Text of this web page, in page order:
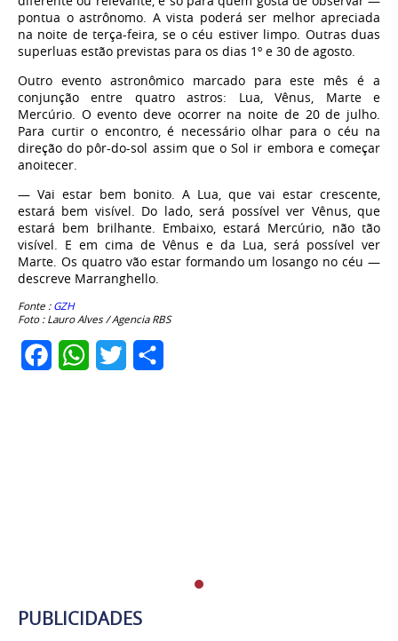
pontua o astrônomo. A vista poderá ser melhor apreciada
na noite de terça-feira, se o céu estiver limpo. Outras duas
superluas estão previstas para os dias 1º e 30 de agosto.
Outro evento astronômico marcado para este mês é a
conjunção entre quatro astros: Lua, Vênus, Marte e
Mercúrio. O evento deve ocorrer na noite de 20 de julho.
Para curtir o encontro, é necessário olhar para o céu na
direção do pôr-do-sol assim que o Sol ir embora e começar
anoitecer.
— Vai estar bem bonito. A Lua, que vai estar crescente,
estará bem visível. Do lado, será possível ver Vênus, que
estará bem brilhante. Embaixo, estará Mercúrio, não tão
visível. E em cima de Vênus e da Lua, será possível ver
Marte. Os quatro vão estar formando um losango no céu —
descreve Marranghello.
Fonte :GZH
Foto : Lauro Alves / Agencia RBS
FacebookWhatsApp
Twitter
PUBLICIDADES